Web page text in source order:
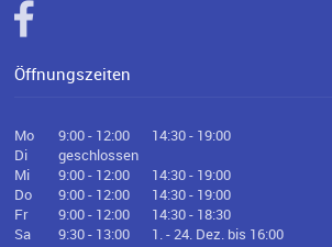
Öffnungszeiten
Mo 9:00 - 12:00
14:30 - 19:00
Di
geschlossen
Mi
9:00 - 12:00
14:30 - 19:00
Do
9:00 - 12:00
14:30 - 19:00
Fr
9:00 - 12:00
14:30 - 18:30
Sa
9:30 - 13:00 1. - 24. Dez. bis 16:00